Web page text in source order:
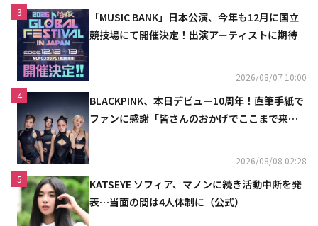
3
「MUSIC BANK」日本公演、今年も12月に国立
競技場にて開催決定！出演アーティストに期待
2026/08/07 10:00
4
BLACKPINK、本日デビュー10周年！直筆手紙で
ファンに感謝「皆さんのおかげでここまで来ら
2026/08/08 02:28
5
KATSEYE ソフィア、マノンに続き活動中断を発
表…当面の間は4人体制に（公式）